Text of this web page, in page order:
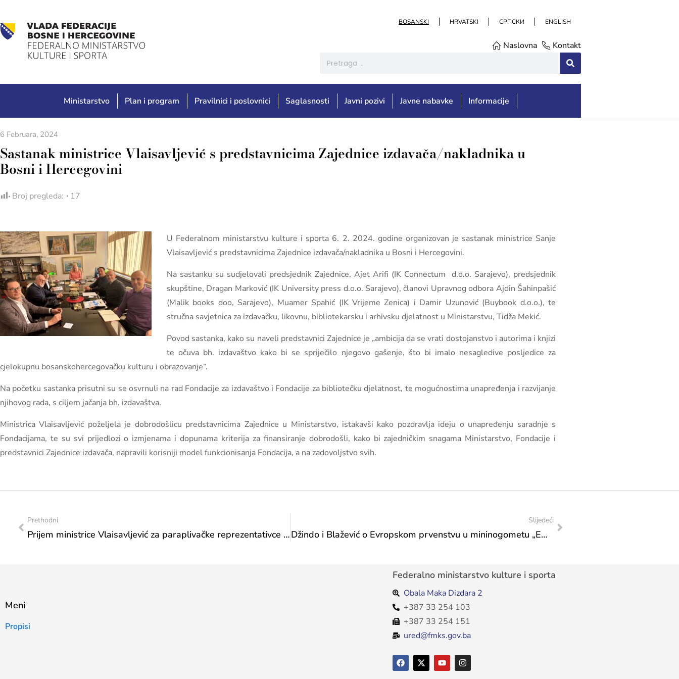
BOSANSKI HRVATSKI СРПСКИ ENGLISH
Naslovna Kontakt
Ministarstvo Plan i program Pravilnici i poslovnici Saglasnosti Javni pozivi Javne nabavke Informacije
6 Februara, 2024
Sastanak ministrice Vlaisavljević s predstavnicima Zajednice izdavača/nakladnika u
Bosni i Hercegovini
Broj pregleda: 17
U Federalnom ministarstvu kulture i sporta 6. 2. 2024. godine organizovan je sastanak ministrice Sanje
Vlaisavljević s predstavnicima Zajednice izdavača/nakladnika u Bosni i Hercegovini.
Na sastanku su sudjelovali predsjednik Zajednice, Ajet Arifi (IK Connectum d.o.o. Sarajevo), predsjednik
skupštine, Dragan Marković (IK University press d.o.o. Sarajevo), članovi Upravnog odbora Ajdin Šahinpašić
(Malik books doo, Sarajevo), Muamer Spahić (IK Vrijeme Zenica) i Damir Uzunović (Buybook d.o.o.), te
stručna savjetnica za izdavačku, likovnu, bibliotekarsku i arhivsku djelatnost u Ministarstvu, Tidža Mekić.
Povod sastanka, kako su naveli predstavnici Zajednice je „ambicija da se vrati dostojanstvo i autorima i knjizi
te očuva bh. izdavaštvo kako bi se spriječilo njegovo gašenje, što bi imalo nesagledive posljedice za
cjelokupnu bosanskohercegovačku kulturu i obrazovanje“.
Na početku sastanka prisutni su se osvrnuli na rad Fondacije za izdavaštvo i Fondacije za bibliotečku djelatnost, te mogućnostima unapređenja i razvijanje
njihovog rada, s ciljem jačanja bh. izdavaštva.
Ministrica Vlaisavljević poželjela je dobrodošlicu predstavnicima Zajednice u Ministarstvo, istakavši kako pozdravlja ideju o unapređenju saradnje s
Fondacijama, te su svi prijedlozi o izmjenama i dopunama kriterija za finansiranje dobrodošli, kako bi zajedničkim snagama Ministarstvo, Fondacije i
predstavnici Zajednice izdavača, napravili korisniji model funkcionisanja Fondacija, a na zadovoljstvo svih.
Prethodni
Prijem ministrice Vlaisavljević za paraplivačke reprezentativce Zulfića i Barlova: 2023. godina je godina za pamćenje
Slijedeći
Džindo i Blažević o Evropskom prvenstvu u mininogometu „EMF Euro 2024 Sarajevo“
Meni
Propisi
Federalno ministarstvo kulture i sporta
Obala Maka Dizdara 2
+387 33 254 103
+387 33 254 151
ured@fmks.gov.ba